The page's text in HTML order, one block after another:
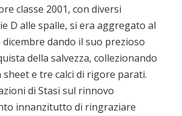
classe 2001, con diversi
D alle spalle, si era aggregato al
dando il suo prezioso
della salvezza, collezionando
sheet e tre calci di rigore parati.
di Stasi sul rinnovo
innanzitutto di ringraziare